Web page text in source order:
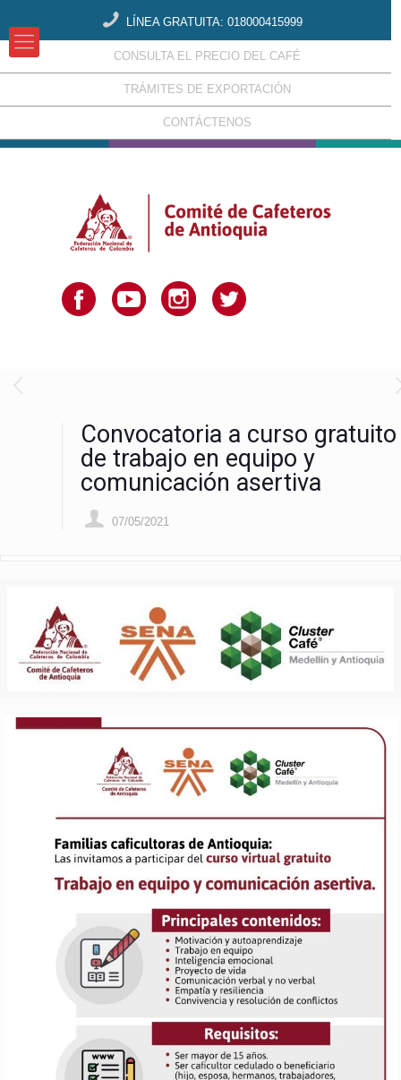
LÍNEA GRATUITA: 018000415999
CONSULTA EL PRECIO DEL CAFÉ
TRÁMITES DE EXPORTACIÓN
CONTÁCTENOS
Convocatoria a curso gratuito
de trabajo en equipo y
comunicación asertiva
07/05/2021